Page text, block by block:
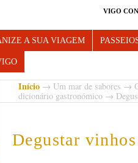
VIGO
de Vigo
A SUA VIAGEM
Início → Um mar de sabores →
dicionário gastronómico →
Degustar vinhos